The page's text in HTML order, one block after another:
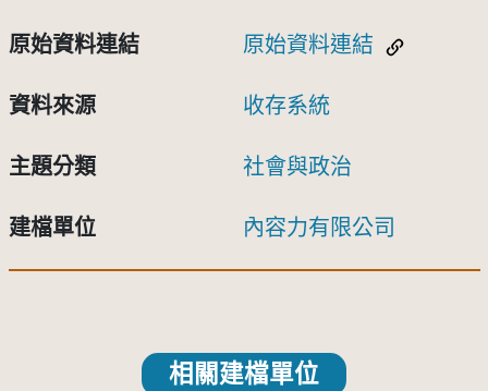
原始資料連結 原始資料連結
資料來源 收存系統
主題分類 社會與政治
建檔單位 內容力有限公司
相關建檔單位